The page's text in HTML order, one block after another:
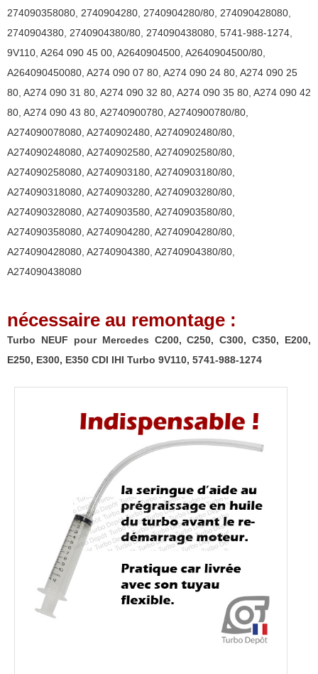
5741-
988-
274090358080, 2740904280, 2740904280/80, 274090428080,
2740904380, 2740904380/80, 274090438080, 5741-988-1274,
9V110, A264 090 45 00, A2640904500, A2640904500/80,
A264090450080, A274 090 07 80, A274 090 24 80, A274 090 25
80, A274 090 31 80, A274 090 32 80, A274 090 35 80, A274 090 42
80, A274 090 43 80, A2740900780, A2740900780/80,
A274090078080, A2740902480, A2740902480/80,
A274090248080, A2740902580, A2740902580/80,
A274090258080, A2740903180, A2740903180/80,
A274090318080, A2740903280, A2740903280/80,
A274090328080, A2740903580, A2740903580/80,
A274090358080, A2740904280, A2740904280/80,
A274090428080, A2740904380, A2740904380/80,
A274090438080
nécessaire au remontage :
Turbo NEUF pour Mercedes C200, C250, C300, C350, E200,
E250, E300, E350 CDI IHI Turbo 9V110, 5741-988-1274